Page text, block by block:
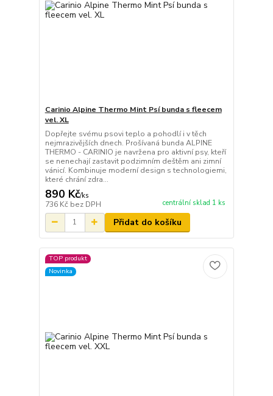
Carinio Alpine Thermo Mint Psí bunda s fleecem
vel. XL
Dopřejte svému psovi teplo a pohodlí i v těch
nejmrazivějších dnech. Prošívaná bunda ALPINE
THERMO - CARINIO je navržena pro aktivní psy, kteří
se nenechají zastavit podzimním deštěm ani zimní
vánicí. Kombinuje moderní design s technologiemi,
které chrání zdra...
890 Kč/ks
736 Kč bez DPH centrální sklad 1 ks
Přidat do košíku
TOP produkt
Novinka